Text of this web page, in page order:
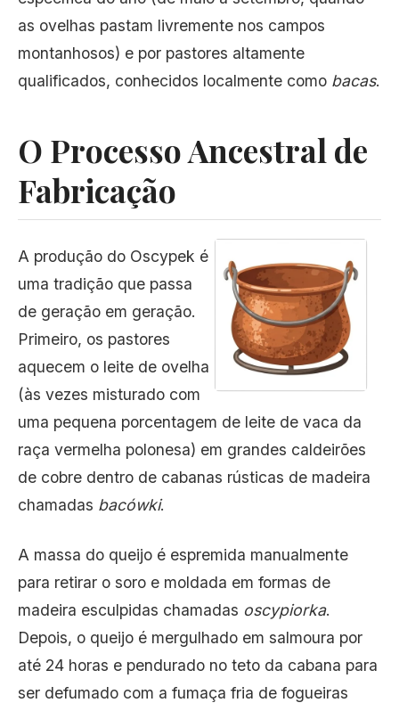
as ovelhas pastam livremente nos campos
montanhosos) e por pastores altamente
qualificados, conhecidos localmente como bacas.
O Processo Ancestral de
Fabricação
A produção do Oscypek é
uma tradição que passa
de geração em geração.
Primeiro, os pastores
aquecem o leite de ovelha
(às vezes misturado com
uma pequena porcentagem de leite de vaca da
raça vermelha polonesa) em grandes caldeirões
de cobre dentro de cabanas rústicas de madeira
chamadas bacówki.
A massa do queijo é espremida manualmente
para retirar o soro e moldada em formas de
madeira esculpidas chamadas oscypiorka.
Depois, o queijo é mergulhado em salmoura por
até 24 horas e pendurado no teto da cabana para
ser defumado com a fumaça fria de fogueiras